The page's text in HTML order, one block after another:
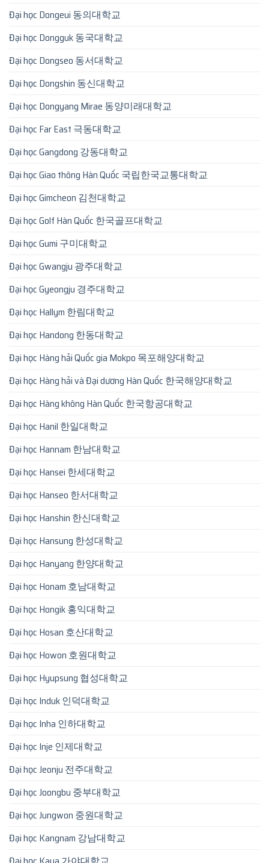
Đại học Dongeui 동의대학교
Đại học Dongguk 동국대학교
Đại học Dongseo 동서대학교
Đại học Dongshin 동신대학교
Đại học Dongyang Mirae 동양미래대학교
Đại học Far East 극동대학교
Đại học Gangdong 강동대학교
Đại học Giao thông Hàn Quốc 국립한국교통대학교
Đại học Gimcheon 김천대학교
Đại học Golf Hàn Quốc 한국골프대학교
Đại học Gumi 구미대학교
Đại học Gwangju 광주대학교
Đại học Gyeongju 경주대학교
Đại học Hallym 한림대학교
Đại học Handong 한동대학교
Đại học Hàng hải Quốc gia Mokpo 목포해양대학교
Đại học Hàng hải và Đại dương Hàn Quốc 한국해양대학교
Đại học Hàng không Hàn Quốc 한국항공대학교
Đại học Hanil 한일대학교
Đại học Hannam 한남대학교
Đại học Hansei 한세대학교
Đại học Hanseo 한서대학교
Đại học Hanshin 한신대학교
Đại học Hansung 한성대학교
Đại học Hanyang 한양대학교
Đại học Honam 호남대학교
Đại học Hongik 홍익대학교
Đại học Hosan 호산대학교
Đại học Howon 호원대학교
Đại học Hyupsung 협성대학교
Đại học Induk 인덕대학교
Đại học Inha 인하대학교
Đại học Inje 인제대학교
Đại học Jeonju 전주대학교
Đại học Joongbu 중부대학교
Đại học Jungwon 중원대학교
Đại học Kangnam 강남대학교